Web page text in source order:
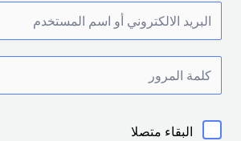
البقاء متصلا